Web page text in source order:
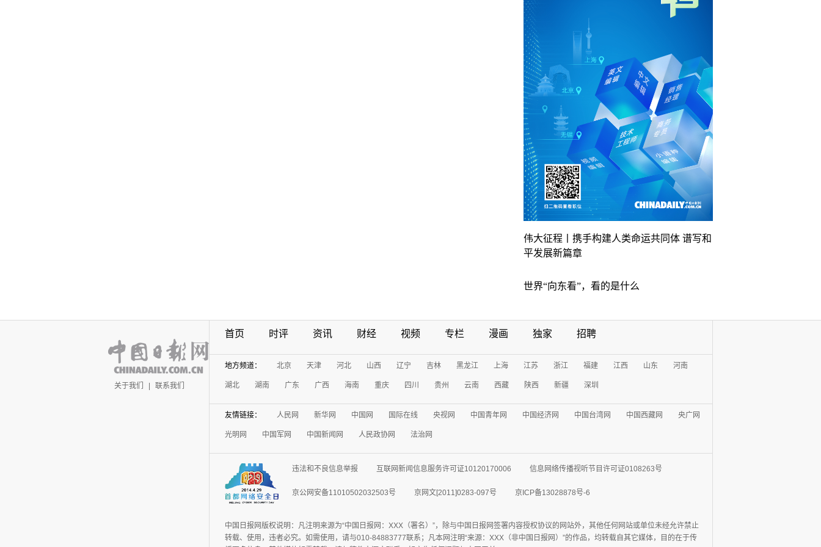
伟大征程丨携手构建人类命运共同体 谱写和
平发展新篇章
世界“向东看”，看的是什么
关于我们 联系我们
首页 时评 资讯 财经 视频 专栏 漫画 独家 招聘
地方频道： 北京 天津 河北 山西 辽宁 吉林 黑龙江 上海 江苏 浙江 福建 江西 山东 河南
湖北 湖南 广东 广西 海南 重庆 四川 贵州 云南 西藏 陕西 新疆 深圳
友情链接： 人民网 新华网 中国网 国际在线 央视网 中国青年网 中国经济网 中国台湾网 中国西藏网 央广网
光明网 中国军网 中国新闻网 人民政协网 法治网
违法和不良信息举报 互联网新闻信息服务许可证10120170006 信息网络传播视听节目许可证0108263号
京公网安备11010502032503号 京网文[2011]0283-097号 京ICP备13028878号-6
中国日报网版权说明：凡注明来源为“中国日报网：XXX（署名）”，除与中国日报网签署内容授权协议的网站外，其他任何网站或单位未经允许禁止
转载、使用，违者必究。如需使用，请与010-84883777联系；凡本网注明“来源：XXX（非中国日报网）”的作品，均转载自其它媒体，目的在于传